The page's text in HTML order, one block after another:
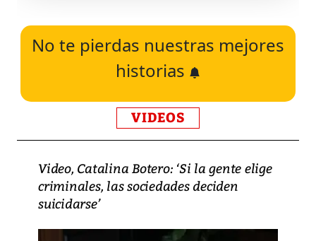
No te pierdas nuestras mejores
historias
VIDEOS
Video, Catalina Botero: ‘Si la gente elige
criminales, las sociedades deciden
suicidarse’